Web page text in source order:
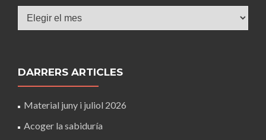
DARRERS ARTICLES
Material juny i juliol 2026
Acoger la sabiduría